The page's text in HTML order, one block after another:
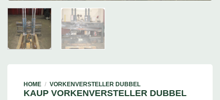
HOME / VORKENVERSTELLER DUBBEL
KAUP VORKENVERSTELLER DUBBEL